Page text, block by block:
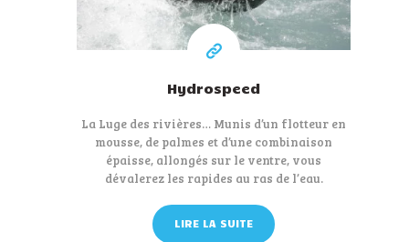
Hydrospeed
La Luge des rivières… Munis d’un flotteur en
mousse, de palmes et d’une combinaison
épaisse, allongés sur le ventre, vous
dévalerez les rapides au ras de l’eau.
LIRE LA SUITE